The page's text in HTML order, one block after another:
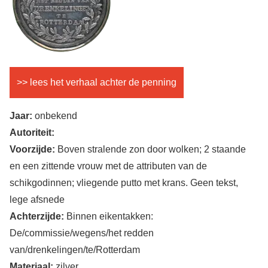
>> lees het verhaal achter de penning
Jaar: onbekend
Autoriteit:
Voorzijde: Boven stralende zon door wolken; 2 staande
en een zittende vrouw met de attributen van de
schikgodinnen; vliegende putto met krans. Geen tekst,
lege afsnede
Achterzijde: Binnen eikentakken:
De/commissie/wegens/het redden
van/drenkelingen/te/Rotterdam